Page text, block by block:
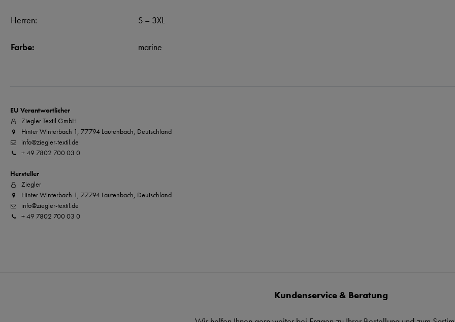
Herren: S – 3XL
Farbe: marine
EU Verantwortlicher
Ziegler Textil GmbH
Hinter Winterbach 1, 77794 Lautenbach, Deutschland
info@ziegler-textil.de
+ 49 7802 700 03 0
Hersteller
Ziegler
Hinter Winterbach 1, 77794 Lautenbach, Deutschland
info@ziegler-textil.de
+ 49 7802 700 03 0
Kundenservice & Beratung